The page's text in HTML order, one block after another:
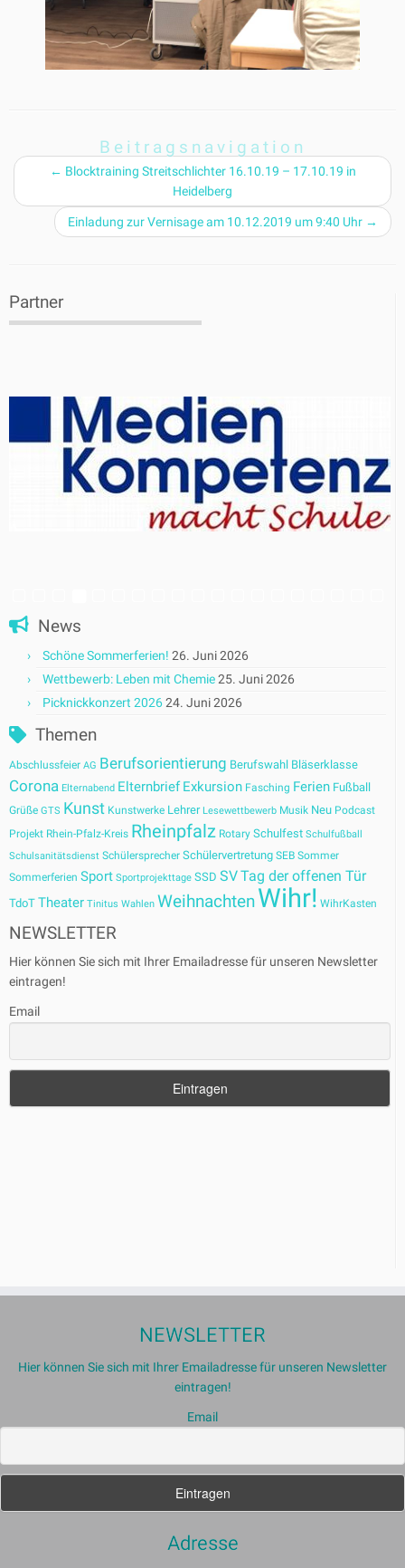
Beitragsnavigation
← Blocktraining Streitschlichter 16.10.19 – 17.10.19 in
Heidelberg
Einladung zur Vernisage am 10.12.2019 um 9:40 Uhr →
Partner
News
Schöne Sommerferien! 26. Juni 2026
Wettbewerb: Leben mit Chemie25. Juni 2026
Picknickkonzert 202624. Juni 2026
Themen
Abschlussfeier AG Berufsorientierung Berufswahl Bläserklasse
Corona Elternabend Elternbrief Exkursion Fasching Ferien Fußball
Grüße GTS Kunst Kunstwerke Lehrer Lesewettbewerb Musik Neu Podcast
Projekt Rhein-Pfalz-Kreis Rheinpfalz Rotary Schulfest Schulfußball
Schulsanitätsdienst Schülersprecher Schülervertretung SEB Sommer
Sommerferien Sport Sportprojekttage SSD SVTag der offenen Tür
TdoT Theater Tinitus Wahlen WeihnachtenWihr! WihrKasten
NEWSLETTER
Hier können Sie sich mit Ihrer Emailadresse für unseren Newsletter
eintragen!
Email
NEWSLETTER
Hier können Sie sich mit Ihrer Emailadresse für unseren Newsletter
eintragen!
Email
Adresse